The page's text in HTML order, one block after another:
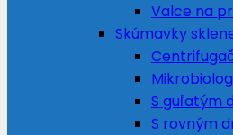
Valce na
Skúmavky
S guľatým
S rovným